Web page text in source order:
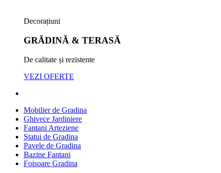
Decorațiuni
GRĂDINĂ & TERASĂ
De calitate și rezistente
VEZI OFERTE
Mobilier de Gradina
Ghivece Jardiniere
Fantani Arteziene
Statui de Gradina
Pavele de Gradina
Bazine Fantani
Foisoare Gradina